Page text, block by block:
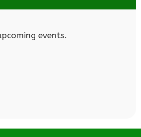
events.